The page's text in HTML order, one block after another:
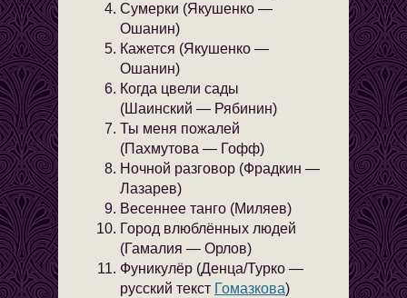
Сумерки (Якушенко —
Ошанин)
Кажется (Якушенко —
Ошанин)
Когда цвели сады
(Шаинский — Рябинин)
Ты меня пожалей
(Пахмутова — Гофф)
Ночной разговор (Фрадкин —
Лазарев)
Весеннее танго (Миляев)
Город влюблённых людей
(Гамалия — Орлов)
Фуникулёр (Денца/Турко —
русский текст Гомазкова)